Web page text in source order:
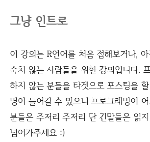
그냥 인트로
이 강의는 R언어를 처음 접해보거나,
숙치 않는 사람들을 위한 강의입니다.
하지 않는 분들을 타겟으로 포스팅을
명이 들어갈 수 있으니 프로그래밍이
분들은 주저리 주저리 단 긴말들은 읽
넘어가주세요 :)